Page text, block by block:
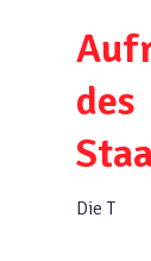
des
Die T